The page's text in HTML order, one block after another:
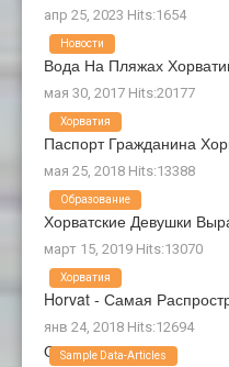
апр 25, 2023 Hits:1654
Вода На Пляжах
мая 30, 2017 Hits:20177
Новости
Паспорт Гражданина
мая 25, 2018 Hits:13388
Хорватия
Хорватские Девушки
март 15, 2019 Hits:13070
Образование
Horvat - Самая
янв 24, 2018 Hits:12694
Хорватия
О Нас
Sample Data-Articles